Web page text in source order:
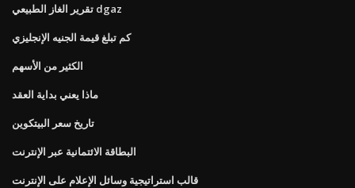
تقرير الغاز الطبيعي dgaz
كم تبلغ قيمة الجنيه الإنجليزي
الكثير من الأسهم
ماذا يعني بداية العقد
تاريخ سعر البيتكوين
البطاقة الائتمانية عبر الإنترنت
قالب استراتيجية وسائل الإعلام على الإنترنت